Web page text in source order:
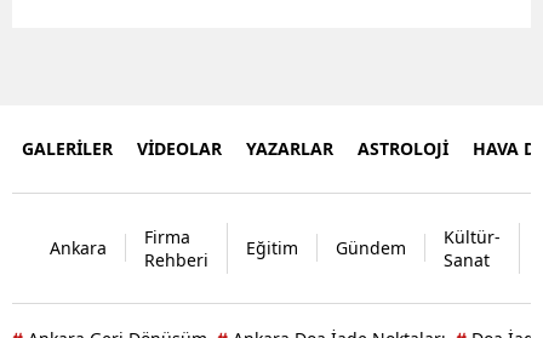
GALERİLER VİDEOLAR YAZARLAR ASTROLOJİ HAVA
Ankara
Firma
Rehberi
Eğitim Gündem
Kültür-
Sanat